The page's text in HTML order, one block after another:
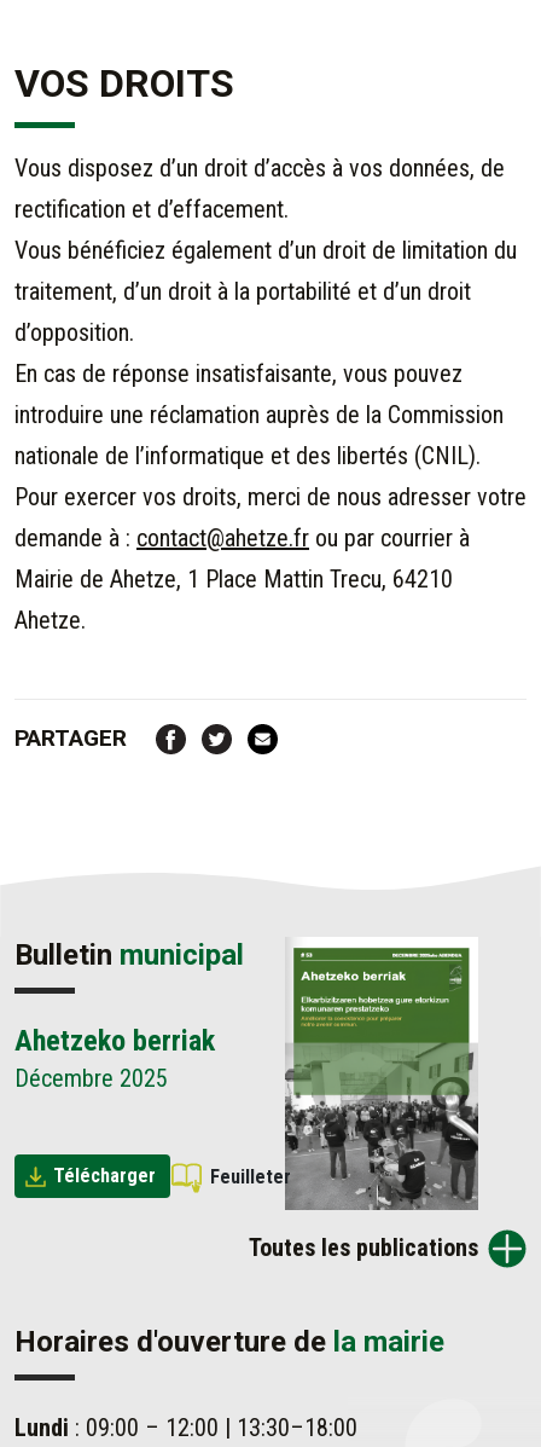
VOS DROITS
Vous disposez d’un droit d’accès à vos données, de
rectification et d’effacement.
Vous bénéficiez également d’un droit de limitation du
traitement, d’un droit à la portabilité et d’un droit
d’opposition.
En cas de réponse insatisfaisante, vous pouvez
introduire une réclamation auprès de la Commission
nationale de l’informatique et des libertés (CNIL).
Pour exercer vos droits, merci de nous adresser votre
demande à : contact@ahetze.fr ou par courrier à
Mairie de Ahetze, 1 Place Mattin Trecu, 64210
Ahetze.
PARTAGER
Bulletin municipal
Ahetzeko berriak
Décembre 2025
Télécharger Feuilleter
Toutes les publications
Horaires d'ouverture de la mairie
Lundi : 09:00 – 12:00 | 13:30–18:00